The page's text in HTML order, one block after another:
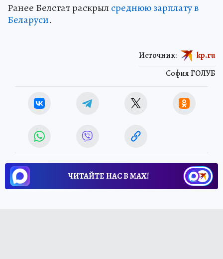
Ранее Белстат раскрыл среднюю зарплату в
Беларуси.
София ГОЛУБ
Источник: kp.ru
ЧИТАЙТЕ НАС В МАХ!